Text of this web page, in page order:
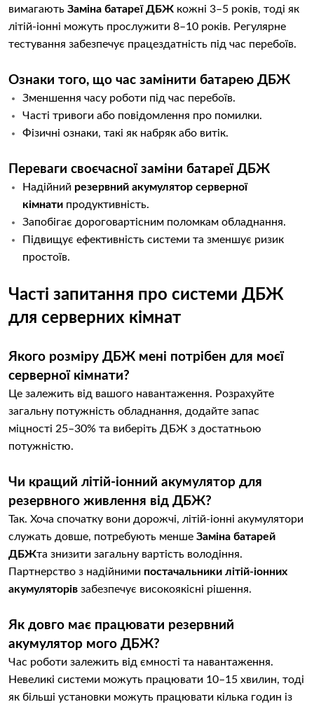
вимагають Заміна батареї ДБЖ кожні 3–5 років, тоді як
літій-іонні можуть прослужити 8–10 років. Регулярне
тестування забезпечує працездатність під час перебоїв.
Ознаки того, що час замінити батарею ДБЖ
Зменшення часу роботи під час перебоїв.
Часті тривоги або повідомлення про помилки.
Фізичні ознаки, такі як набряк або витік.
Переваги своєчасної заміни батареї ДБЖ
Надійний резервний акумулятор серверної
кімнати продуктивність.
Запобігає дороговартісним поломкам обладнання.
Підвищує ефективність системи та зменшує ризик
простоїв.
Часті запитання про системи ДБЖ
для серверних кімнат
Якого розміру ДБЖ мені потрібен для моєї
серверної кімнати?
Це залежить від вашого навантаження. Розрахуйте
загальну потужність обладнання, додайте запас
міцності 25–30% та виберіть ДБЖ з достатньою
потужністю.
Чи кращий літій-іонний акумулятор для
резервного живлення від ДБЖ?
Так. Хоча спочатку вони дорожчі, літій-іонні акумулятори
служать довше, потребують менше Заміна батарей
ДБЖта знизити загальну вартість володіння.
Партнерство з надійними постачальники літій-іонних
акумуляторів забезпечує високоякісні рішення.
Як довго має працювати резервний
акумулятор мого ДБЖ?
Час роботи залежить від ємності та навантаження.
Невеликі системи можуть працювати 10–15 хвилин, тоді
як більші установки можуть працювати кілька годин із